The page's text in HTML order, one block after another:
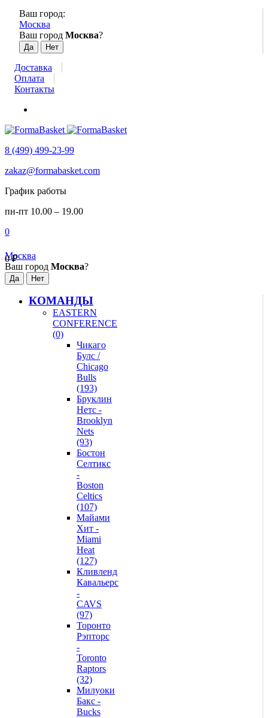
Ваш город:
Москва
Ваш город Москва?
Доставка
Оплата
Контакты
8 (499) 499-23-99
zakaz@formabasket.com
График работы
пн-пт 10.00 – 19.00
0
0₽
Москва
Ваш город Москва?
КОМАНДЫ
EASTERN
CONFERENCE
(0)
Чикаго
Булс /
Chicago
Bulls
(193)
Бруклин
Нетс -
Brooklyn
Nets
(93)
Бостон
Селтикс
-
Boston
Celtics
(107)
Майами
Хит -
Miami
Heat
(127)
Кливленд
Кавальерс
-
CAVS
(97)
Торонто
Рэпторс
-
Toronto
Raptors
(32)
Милуоки
Бакс -
Bucks